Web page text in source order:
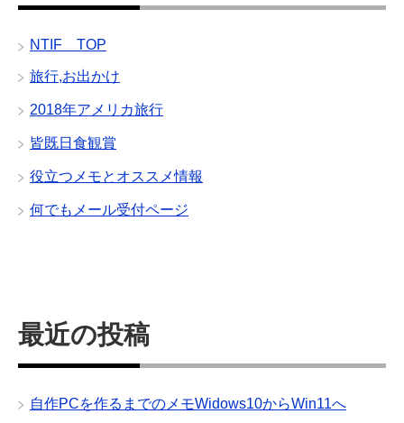
NTIF TOP
旅行,お出かけ
2018年アメリカ旅行
皆既日食観賞
役立つメモとオススメ情報
何でもメール受付ページ
最近の投稿
自作PCを作るまでのメモWidows10からWin11へ